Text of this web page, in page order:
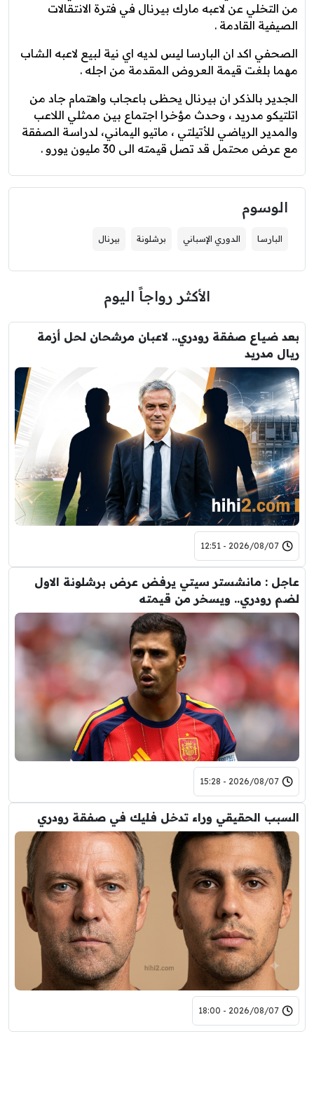
من التخلي عن لاعبه مارك بيرنال في فترة الانتقالات
الصيفية القادمة .
الصحفي اكد ان البارسا ليس لديه اي نية لبيع لاعبه الشاب
مهما بلغت قيمة العروض المقدمة من اجله .
الجدير بالذكر ان بيرنال يحظى باعجاب واهتمام جاد من
اتلتيكو مدريد ، وحدث مؤخرا اجتماع بين ممثلي اللاعب
والمدير الرياضي للأتيلتي ، ماتيو اليماني، لدراسة الصفقة
مع عرض محتمل قد تصل قيمته الى 30 مليون يورو .
الوسوم
البارسا الدوري الإسباني برشلونة بيرنال
الأكثر رواجاً اليوم
بعد ضياع صفقة رودري.. لاعبان مرشحان لحل أزمة
ريال مدريد
2026/08/07 - 12:51
عاجل : مانشستر سيتي يرفض عرض برشلونة الاول
لضم رودري.. ويسخر من قيمته
2026/08/07 - 15:28
السبب الحقيقي وراء تدخل فليك في صفقة رودري
2026/08/07 - 18:00